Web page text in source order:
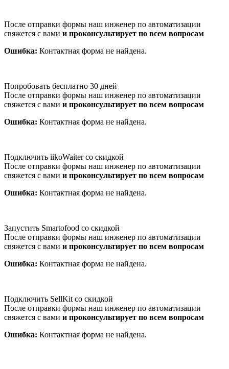
После отправки формы наш инженер по автоматизации
свяжется с вами и проконсультирует по всем вопросам
Ошибка: Контактная форма не найдена.
Попробовать бесплатно 30 дней
После отправки формы наш инженер по автоматизации
свяжется с вами и проконсультирует по всем вопросам
Ошибка: Контактная форма не найдена.
Подключить iikoWaiter со скидкой
После отправки формы наш инженер по автоматизации
свяжется с вами и проконсультирует по всем вопросам
Ошибка: Контактная форма не найдена.
Запустить Smartofood со скидкой
После отправки формы наш инженер по автоматизации
свяжется с вами и проконсультирует по всем вопросам
Ошибка: Контактная форма не найдена.
Подключить SellKit со скидкой
После отправки формы наш инженер по автоматизации
свяжется с вами и проконсультирует по всем вопросам
Ошибка: Контактная форма не найдена.